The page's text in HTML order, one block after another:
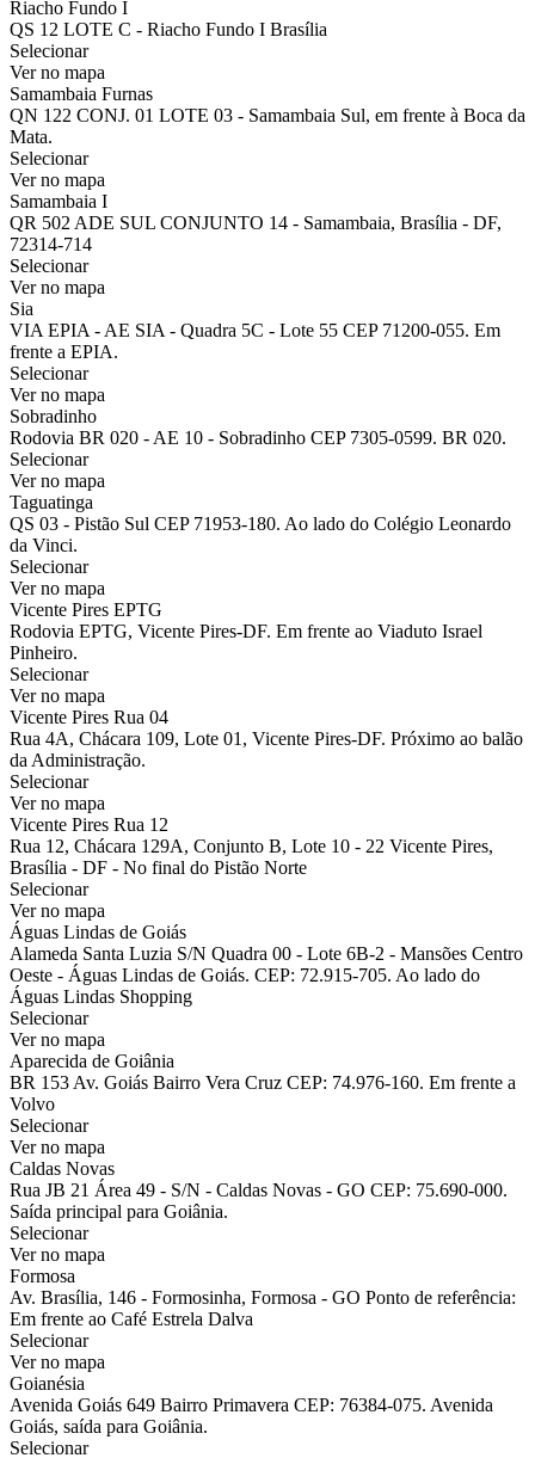
Riacho Fundo I
QS 12 LOTE C - Riacho Fundo I Brasília
Selecionar
Ver no mapa
Samambaia Furnas
QN 122 CONJ. 01 LOTE 03 - Samambaia Sul, em frente à Boca da
Mata.
Selecionar
Ver no mapa
Samambaia I
QR 502 ADE SUL CONJUNTO 14 - Samambaia, Brasília - DF,
72314-714
Selecionar
Ver no mapa
Sia
VIA EPIA - AE SIA - Quadra 5C - Lote 55 CEP 71200-055. Em
frente a EPIA.
Selecionar
Ver no mapa
Sobradinho
Rodovia BR 020 - AE 10 - Sobradinho CEP 7305-0599. BR 020.
Selecionar
Ver no mapa
Taguatinga
QS 03 - Pistão Sul CEP 71953-180. Ao lado do Colégio Leonardo
da Vinci.
Selecionar
Ver no mapa
Vicente Pires EPTG
Rodovia EPTG, Vicente Pires-DF. Em frente ao Viaduto Israel
Pinheiro.
Selecionar
Ver no mapa
Vicente Pires Rua 04
Rua 4A, Chácara 109, Lote 01, Vicente Pires-DF. Próximo ao balão
da Administração.
Selecionar
Ver no mapa
Vicente Pires Rua 12
Rua 12, Chácara 129A, Conjunto B, Lote 10 - 22 Vicente Pires,
Brasília - DF - No final do Pistão Norte
Selecionar
Ver no mapa
Águas Lindas de Goiás
Alameda Santa Luzia S/N Quadra 00 - Lote 6B-2 - Mansões Centro
Oeste - Águas Lindas de Goiás. CEP: 72.915-705. Ao lado do
Águas Lindas Shopping
Selecionar
Ver no mapa
Aparecida de Goiânia
BR 153 Av. Goiás Bairro Vera Cruz CEP: 74.976-160. Em frente a
Volvo
Selecionar
Ver no mapa
Caldas Novas
Rua JB 21 Área 49 - S/N - Caldas Novas - GO CEP: 75.690-000.
Saída principal para Goiânia.
Selecionar
Ver no mapa
Formosa
Av. Brasília, 146 - Formosinha, Formosa - GO Ponto de referência:
Em frente ao Café Estrela Dalva
Selecionar
Ver no mapa
Goianésia
Avenida Goiás 649 Bairro Primavera CEP: 76384-075. Avenida
Goiás, saída para Goiânia.
Selecionar